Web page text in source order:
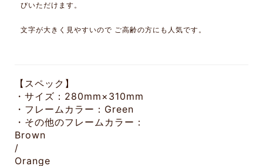
びいただけます。
文字が大きく見やすいので ご高齢の方にも人気です。
【スペック】
・サイズ：280mm×310mm
・フレームカラー：Green
・その他のフレームカラー：
Brown
/
Orange